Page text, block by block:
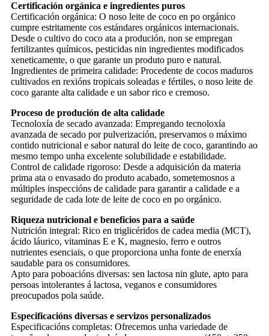
Certificación orgánica e ingredientes puros
Certificación orgánica: O noso leite de coco en po orgánico
cumpre estritamente cos estándares orgánicos internacionais.
Desde o cultivo do coco ata a produción, non se empregan
fertilizantes químicos, pesticidas nin ingredientes modificados
xeneticamente, o que garante un produto puro e natural.
Ingredientes de primeira calidade: Procedente de cocos maduros
cultivados en rexións tropicais soleadas e fértiles, o noso leite de
coco garante alta calidade e un sabor rico e cremoso.
Proceso de produción de alta calidade
Tecnoloxía de secado avanzada: Empregando tecnoloxía
avanzada de secado por pulverización, preservamos o máximo
contido nutricional e sabor natural do leite de coco, garantindo ao
mesmo tempo unha excelente solubilidade e estabilidade.
Control de calidade rigoroso: Desde a adquisición da materia
prima ata o envasado do produto acabado, sometemosnos a
múltiples inspeccións de calidade para garantir a calidade e a
seguridade de cada lote de leite de coco en po orgánico.
Riqueza nutricional e beneficios para a saúde
Nutrición integral: Rico en triglicéridos de cadea media (MCT),
ácido láurico, vitaminas E e K, magnesio, ferro e outros
nutrientes esenciais, o que proporciona unha fonte de enerxía
saudable para os consumidores.
Apto para poboacións diversas: sen lactosa nin glute, apto para
persoas intolerantes á lactosa, veganos e consumidores
preocupados pola saúde.
Especificacións diversas e servizos personalizados
Especificacións completas: Ofrecemos unha variedade de